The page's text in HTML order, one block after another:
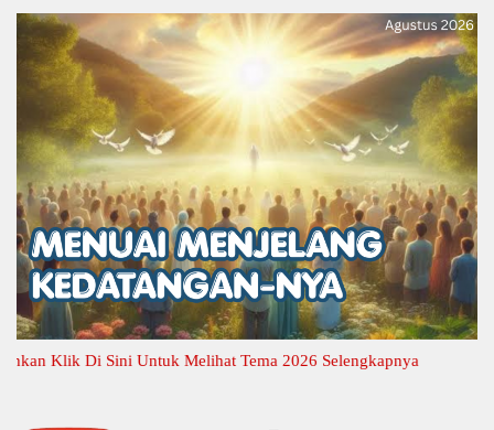
Klik Di Sini Untuk Melihat Tema 2026 Selengkapnya